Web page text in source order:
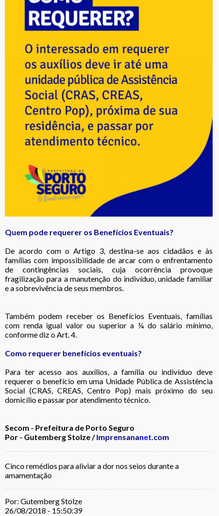
Quem pode requerer os Benefícios Eventuais?
De acordo com o Artigo 3, destina-se aos cidadãos e às
famílias com impossibilidade de arcar com o enfrentamento
de contingências sociais, cuja ocorrência provoque
fragilização para a manutenção do indivíduo, unidade familiar
e a sobrevivência de seus membros.
Também podem receber os Benefícios Eventuais, famílias
com renda igual valor ou superior a ¼ do salário mínimo,
conforme diz o Art. 4.
Como requerer benefícios eventuais?
Para ter acesso aos auxílios, a família ou indivíduo deve
requerer o benefício em uma Unidade Pública de Assistência
Social (CRAS, CREAS, Centro Pop) mais próximo do seu
domicílio e passar por atendimento técnico.
Secom - Prefeitura de Porto Seguro
Por - Gutemberg Stolze /Imprensananet.com
Cinco remédios para aliviar a dor nos seios durante a
amamentação
Por: Gutemberg Stolze
26/08/2018 - 15:50:39